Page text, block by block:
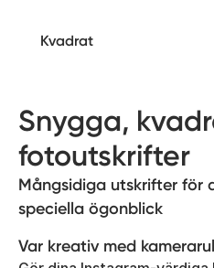
Kvadrat
Snygga,
fotoutskrifter
Mångsidiga utskrifter för
speciella ögonblick
Var kreativ med